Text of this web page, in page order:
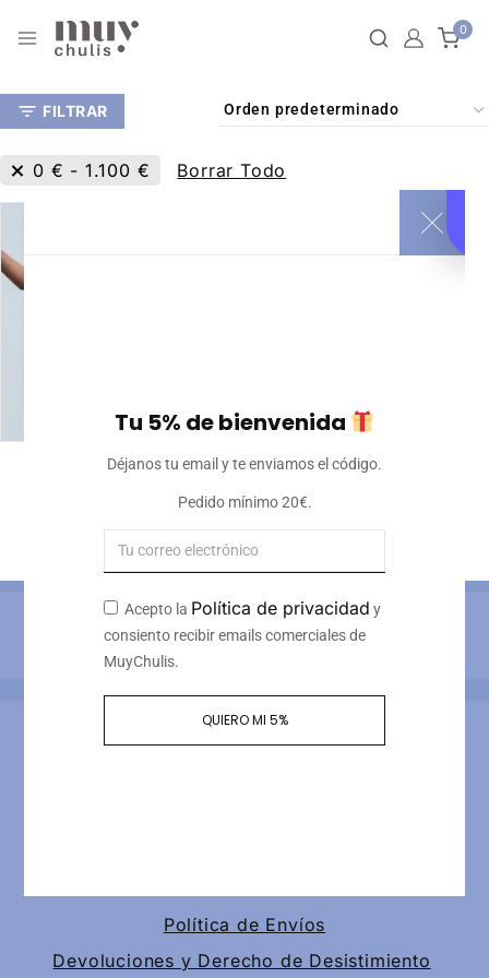
0
FILTRAR
0 € - 1.100 € Borrar Todo
Sujetador deportivo
Métodos de pago
Información de contacto
Política de Envíos
Devoluciones y Derecho de Desistimiento
Tu 5% de bienvenida
Déjanos tu email y te enviamos el código.
Pedido mínimo 20€.
Acepto la Política de privacidad y
consiento recibir emails comerciales de
MuyChulis.
QUIERO MI 5%